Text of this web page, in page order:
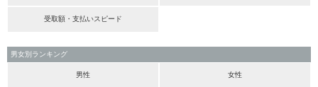
受取額・支払いスピード
男女別ランキング
男性 女性